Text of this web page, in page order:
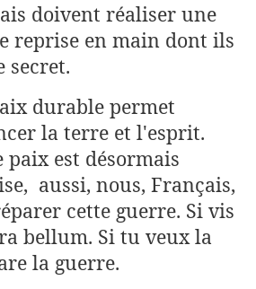
doivent réaliser une
reprise en main dont ils
secret.
durable permet
la terre et l'esprit.
paix est désormais
aussi, nous, Français,
cette guerre. Si vis
bellum. Si tu veux la
la guerre.